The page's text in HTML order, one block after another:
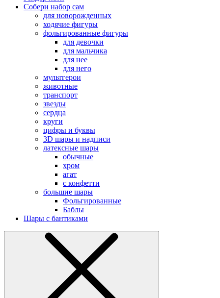
Собери набор сам
для новорожденных
ходячие фигуры
фольгированные фигуры
для девочки
для мальчика
для нее
для него
мультгерои
животные
транспорт
звезды
сердца
круги
цифры и буквы
3D шары и надписи
латексные шары
обычные
хром
агат
с конфетти
большие шары
Фольгированные
Баблы
Шары с бантиками